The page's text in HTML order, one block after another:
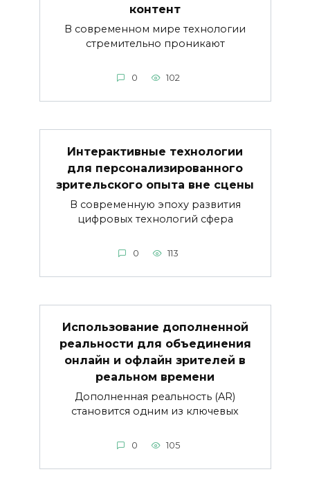
контент
В современном мире технологии
стремительно проникают
0 102
Интерактивные технологии
для персонализированного
зрительского опыта вне сцены
В современную эпоху развития
цифровых технологий сфера
0 113
Использование дополненной
реальности для объединения
онлайн и офлайн зрителей в
реальном времени
Дополненная реальность (AR)
становится одним из ключевых
0 105